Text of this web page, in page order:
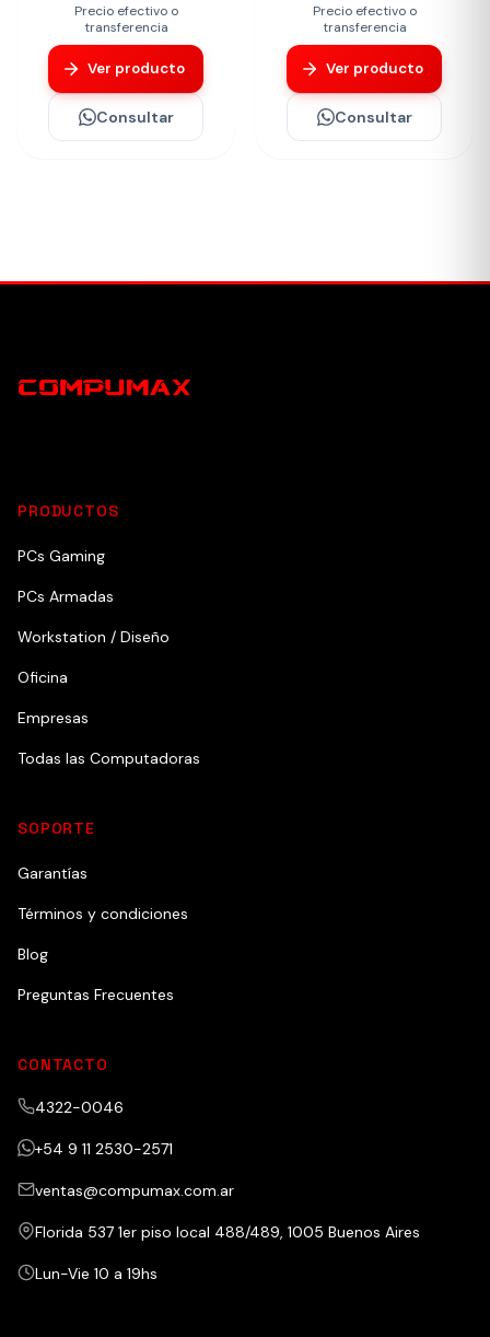
Precio efectivo o
transferencia
Ver producto
Consultar
Precio efectivo o
transferencia
Ver producto
Consultar
PRODUCTOS
PCs Gaming
PCs Armadas
Workstation / Diseño
Oficina
Empresas
Todas las Computadoras
SOPORTE
Garantías
Términos y condiciones
Blog
Preguntas Frecuentes
CONTACTO
4322-0046
+54 9 11 2530-2571
ventas@compumax.com.ar
Florida 537 1er piso local 488/489, 1005 Buenos Aires
Lun-Vie 10 a 19hs